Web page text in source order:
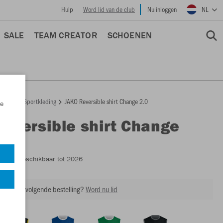
Hulp Word lid van de club Nu inloggen NL
SALE TEAM CREATOR SCHOENEN
Sportkleding JAKO Reversible shirt Change 2.0
Reversible shirt Change
- Beschikbaar tot 2026
op je volgende bestelling?Word nu lid